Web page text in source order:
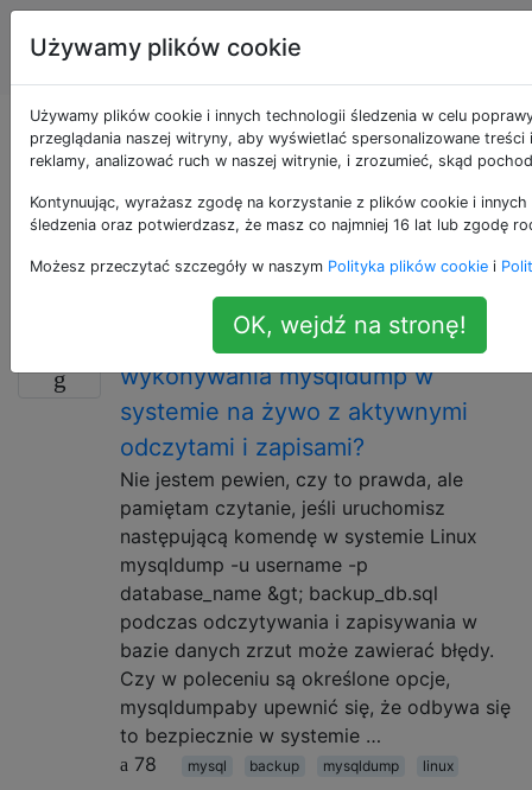
Administratorzy
baz danych
Pytania otagowane
jako linux
Szeroko stosowany system operacyjny typu open
Najbezpieczniejszy sposób
wykonywania mysqldump w
systemie na żywo z aktywnymi
odczytami i zapisami?
Nie jestem pewien, czy to prawda, ale
pamiętam czytanie, jeśli uruchomisz
następującą komendę w systemie Linux
mysqldump -u username -p
database_name &gt; backup_db.sql
podczas odczytywania i zapisywania w
bazie danych zrzut może zawierać błędy.
Czy w poleceniu są określone opcje,
mysqldumpaby upewnić się, że odbywa się
to bezpiecznie w systemie …
78
mysql backup mysqldump linux
Używamy plików cookie
Używamy plików cookie i innych technologii śledzenia w celu
przeglądania naszej witryny, aby wyświetlać spersonalizowane treści
reklamy, analizować ruch w naszej witrynie, i zrozumieć, skąd
Kontynuując, wyrażasz zgodę na korzystanie z plików cookie i
śledzenia oraz potwierdzasz, że masz co najmniej 16 lat lub zgodę
Możesz przeczytać szczegóły w naszym Polityka plików cookie i
OK, wejdź na stronę!